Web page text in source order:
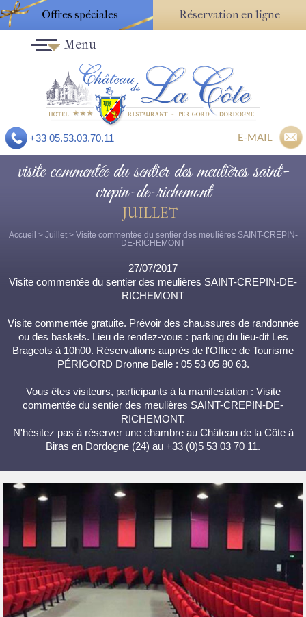
Offres spéciales Réservation en ligne
+33 05.53.03.70.11 E-MAIL
Menu
visite commentée du sentier des meulières saint-
crepin-de-richemont
JUILLET -
Accueil > Juillet> Visite commentée du sentier des meulières SAINT-CREPIN-
DE-RICHEMONT
27/07/2017
Visite commentée du sentier des meulières SAINT-CREPIN-DE-
RICHEMONT
Visite commentée gratuite. Prévoir des chaussures de randonnée
ou des baskets. Lieu de rendez-vous : parking du lieu-dit Les
Brageots à 10h00. Réservations auprès de l'Office de Tourisme
PÉRIGORD Dronne Belle : 05 53 05 80 63.
Vous êtes visiteurs, participants à la manifestation : Visite
commentée du sentier des meulières SAINT-CREPIN-DE-
RICHEMONT.
N'hésitez pas à réserver une chambre au Château de la Côte à
Biras en Dordogne (24) au +33 (0)5 53 03 70 11.